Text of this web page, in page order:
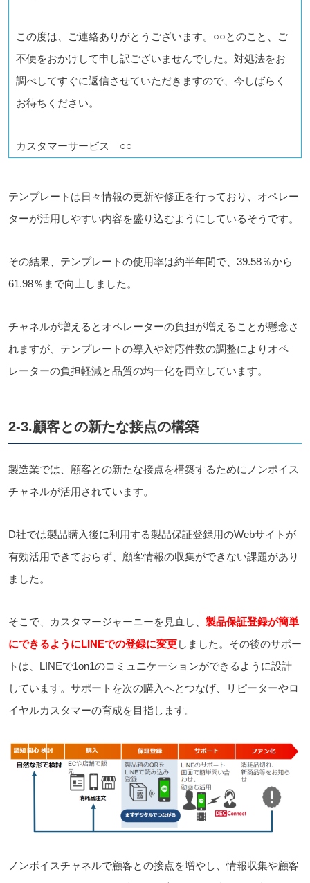
この度は、ご連絡ありがとうございます。○○とのこと、ご
不便をおかけして申し訳ございませんでした。対処法をお
調べしてすぐに返信させていただきますので、今しばらく
お待ちください。
カスタマーサービス ○○
テンプレートは日々情報の更新や修正を行っており、オペレー
ターが活用しやすい内容を盛り込むようにしているそうです。
その結果、テンプレートの使用率は約半年間で、39.58％から
61.98％まで向上しました。
チャネルが増えるとオペレーターの負担が増えることが懸念さ
れますが、テンプレートの導入や対応件数の調整によりオペ
レーターの負担軽減と品質の均一化を両立しています。
2-3.顧客との新たな接点の構築
製造業では、顧客との新たな接点を構築するためにノンボイス
チャネルが活用されています。
D社では製品購入後に利用する製品保証登録用のWebサイトが
有効活用できておらず、顧客情報の収集ができない課題があり
ました。
そこで、カスタマージャーニーを見直し、 製品保証登録が簡単
にできるようにLINEでの登録に変更しました。その後のサポー
トは、LINEで1on1のコミュニケーションができるように設計
しています。サポートを次の購入へとつなげ、リピーターやロ
イヤルカスタマーの育成を目指します。
ノンボイスチャネルで顧客との接点を増やし、情報収集や顧客